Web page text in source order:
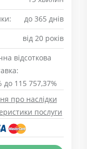
до 365 днів
від 20 років
відсоткова
до 115 757,37%
про наслідки
послуги